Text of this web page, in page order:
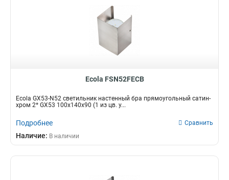
Ecola FSN52FECB
Ecola GX53-N52 светильник настенный бра прямоугольный сатин-
хром 2* GX53 100х140х90 (1 из цв. у...
Подробнее Сравнить
Наличие: В наличии